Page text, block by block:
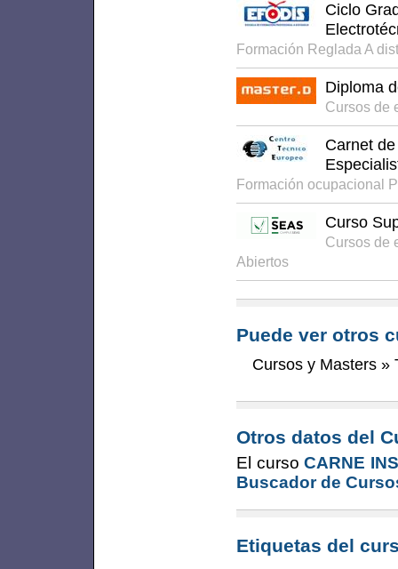
Ciclo
Formación Reglada A
Diploma
Cursos de
Carnet
Formación ocupacional
Curso
Cursos de
Abiertos
Puede ver otros
Cursos y Masters »
Otros datos del
El cursoCARNE
Buscador de
Etiquetas del